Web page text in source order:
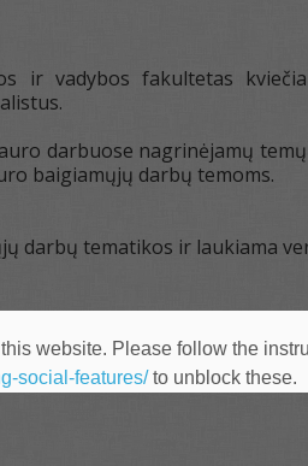
ir vadybos fakultetas
darbuose nagrinėjamų
baigiamųjų darbų temoms.
darbų tematikos ir laukiama
website. Please follow the
social-features/to unblock these.